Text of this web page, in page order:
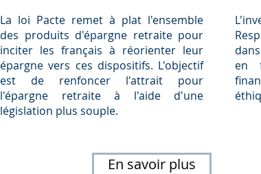
La loi Pacte remet à plat l'ensemble
des produits d'épargne retraite pour
inciter les français à réorienter leur
épargne vers ces dispositifs. L'objectif
est de renfoncer l'attrait pour
l'épargne retraite à l'aide d'une
législation plus souple.
En savoir plus
en